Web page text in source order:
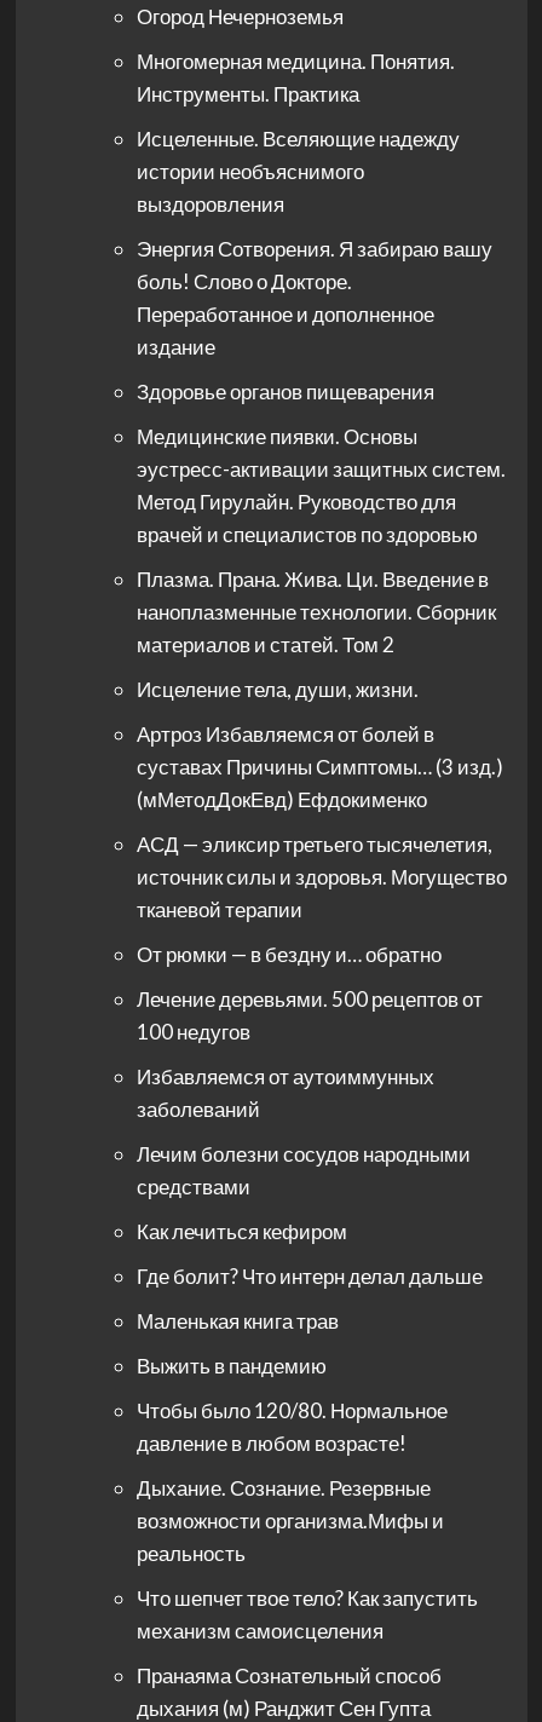
Огород Нечерноземья
Многомерная медицина. Понятия.
Инструменты. Практика
Исцеленные. Вселяющие надежду
истории необъяснимого
выздоровления
Энергия Сотворения. Я забираю вашу
боль! Слово о Докторе.
Переработанное и дополненное
издание
Здоровье органов пищеварения
Медицинские пиявки. Основы
эустресс-активации защитных систем.
Метод Гирулайн. Руководство для
врачей и специалистов по здоровью
Плазма. Прана. Жива. Ци. Введение в
наноплазменные технологии. Сборник
материалов и статей. Том 2
Исцеление тела, души, жизни.
Артроз Избавляемся от болей в
суставах Причины Симптомы… (3 изд.)
(мМетодДокЕвд) Ефдокименко
АСД — эликсир третьего тысячелетия,
источник силы и здоровья. Могущество
тканевой терапии
От рюмки — в бездну и… обратно
Лечение деревьями. 500 рецептов от
100 недугов
Избавляемся от аутоиммунных
заболеваний
Лечим болезни сосудов народными
средствами
Как лечиться кефиром
Где болит? Что интерн делал дальше
Маленькая книга трав
Выжить в пандемию
Чтобы было 120/80. Нормальное
давление в любом возрасте!
Дыхание. Сознание. Резервные
возможности организма.Мифы и
реальность
Что шепчет твое тело? Как запустить
механизм самоисцеления
Пранаяма Сознательный способ
дыхания (м) Ранджит Сен Гупта